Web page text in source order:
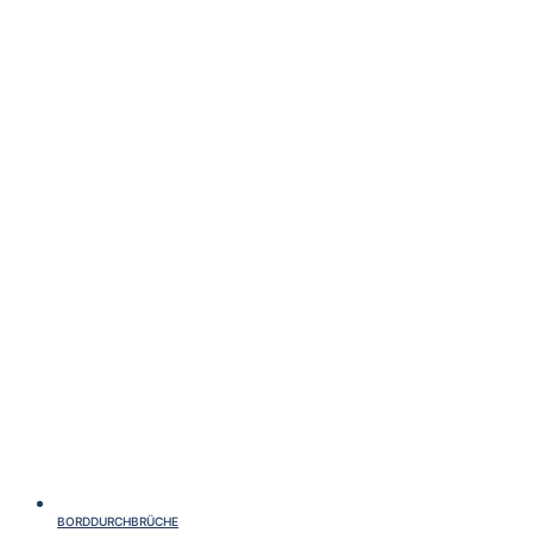
BORDDURCHBRÜCHE